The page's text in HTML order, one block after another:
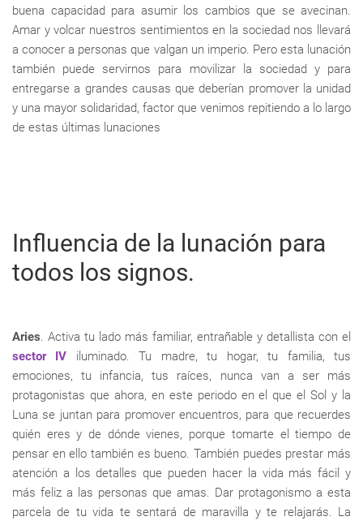
buena capacidad para asumir los cambios que se avecinan.
Amar y volcar nuestros sentimientos en la sociedad nos llevará
a conocer a personas que valgan un imperio. Pero esta lunación
también puede servirnos para movilizar la sociedad y para
entregarse a grandes causas que deberían promover la unidad
y una mayor solidaridad, factor que venimos repitiendo a lo largo
de estas últimas lunaciones
Influencia de la lunación para
todos los signos.
Aries. Activa tu lado más familiar, entrañable y detallista con el
sector IV iluminado. Tu madre, tu hogar, tu familia, tus
emociones, tu infancia, tus raíces, nunca van a ser más
protagonistas que ahora, en este periodo en el que el Sol y la
Luna se juntan para promover encuentros, para que recuerdes
quién eres y de dónde vienes, porque tomarte el tiempo de
pensar en ello también es bueno. También puedes prestar más
atención a los detalles que pueden hacer la vida más fácil y
más feliz a las personas que amas. Dar protagonismo a esta
parcela de tu vida te sentará de maravilla y te relajarás. La